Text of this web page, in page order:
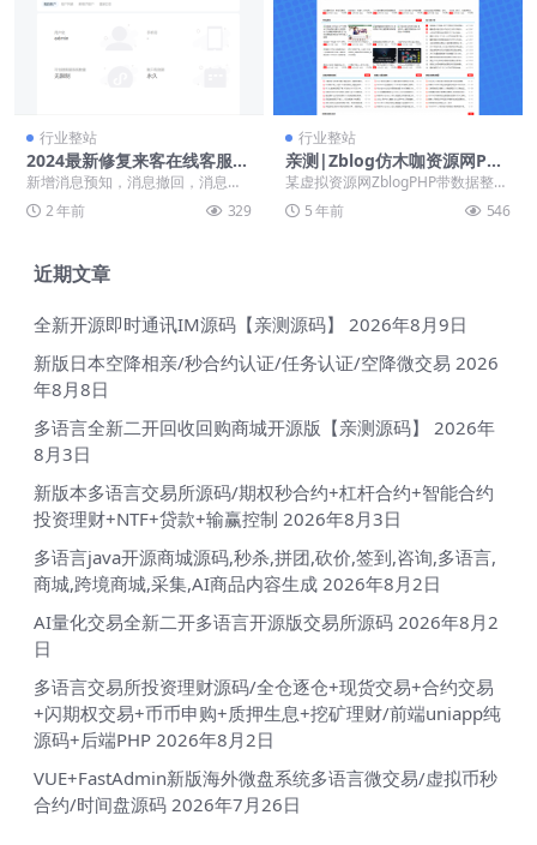
行业整站
2024最新修复来客在线客服系
统/消息预知已读未读/多商户
机器人/im即时通讯聊天
新增消息预知，消息撤回，消息已
读未读， 修复需要刷新才能收到消
息 修复客户来源地...
2 年前 329
行业整站
亲测|Zblog仿木咖资源网PHP
带数据整站源码下载
某虚拟资源网ZblogPHP带数据整站
打包。含大平台VIP精品资源，分类
有网站源...
5 年前 546
近期文章
全新开源即时通讯IM源码【亲测源码】
2026年8月9日
新版日本空降相亲/秒合约认证/任务认证/空降微交易 2026
年8月8日
多语言全新二开回收回购商城开源版【亲测源码】
2026年
8月3日
新版本多语言交易所源码/期权秒合约+杠杆合约+智能合约
投资理财+NTF+贷款+输赢控制 2026年8月3日
多语言java开源商城源码,秒杀,拼团,砍价,签到,咨询,多语言,
商城,跨境商城,采集,AI商品内容生成 2026年8月2日
AI量化交易全新二开多语言开源版交易所源码 2026年8月2
日
多语言交易所投资理财源码/全仓逐仓+现货交易+合约交易
+闪期权交易+币币申购+质押生息+挖矿理财/前端uniapp纯
源码+后端PHP 2026年8月2日
VUE+FastAdmin新版海外微盘系统多语言微交易/虚拟币秒
合约/时间盘源码 2026年7月26日